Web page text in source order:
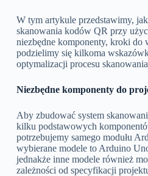
W tym artykule przedstawimy,
skanowania kodów QR przy
niezbędne komponenty, kroki do
podzielimy się kilkoma
optymalizacji procesu
Niezbędne komponenty do
Aby zbudować system
kilku podstawowych
potrzebujemy samego modułu
wybierane modele to Arduino
jednakże inne modele również
zależności od specyfikacji